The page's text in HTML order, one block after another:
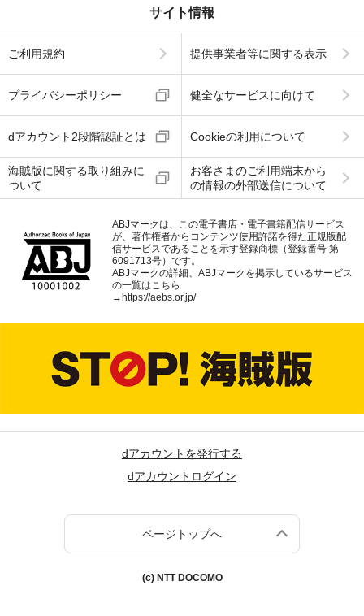
サイト情報
ご利用規約 提供事業者等に関する表示
プライバシーポリシー 健全なサービスに向けて
dアカウント2段階認証とは Cookieの利用について
海賊版に関する取り組みに
ついて
お客さまのご利用端末から
の情報の外部送信について
ABJマークは、この電子書店・電子書籍配信サービス
が、著作権者からコンテンツ使用許諾を得た正規版配
信サービスであることを示す登録商標（登録番号 第
6091713号）です。
ABJマークの詳細、ABJマークを掲示しているサービス
の一覧はこちら
→ https://aebs.or.jp/
dアカウントを発行する
dアカウントログイン
ページトップへ
(c) NTT DOCOMO